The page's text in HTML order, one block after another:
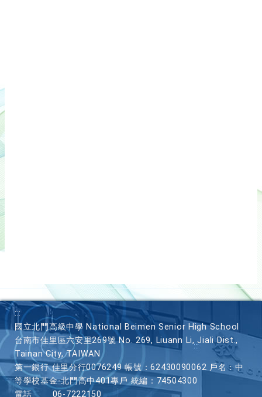
:::
國立北門高級中學 National Beimen Senior High School
台南市佳里區六安里269號 No. 269, Liuann Li, Jiali Dist.,
Tainan City, TAIWAN
第一銀行 佳里分行0076249 帳號：62430090062 戶名：中
等學校基金-北門高中401專戶 統編：74504300
電話
06-7222150